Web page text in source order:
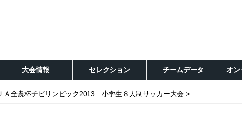
大会情報 セレクション チームデータ オン
ＪＡ全農杯チビリンピック2013 小学生８人制サッカー大会